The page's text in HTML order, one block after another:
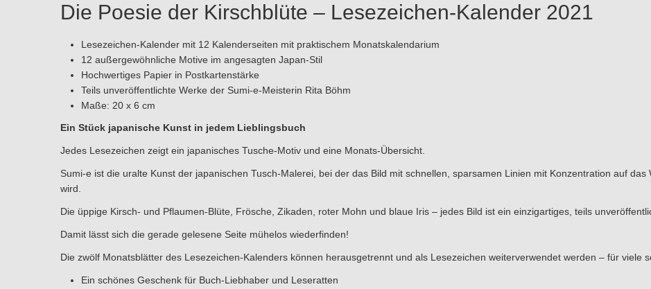
Die Poesie der Kirschblüte – Lesezeichen-Kalender 2021
Lesezeichen-Kalender mit 12 Kalenderseiten mit praktischem Monatskalendarium
12 außergewöhnliche Motive im angesagten Japan-Stil
Hochwertiges Papier in Postkartenstärke
Teils unveröffentlichte Werke der Sumi-e-Meisterin Rita Böhm
Maße: 20 x 6 cm
Ein Stück japanische Kunst in jedem Lieblingsbuch
Jedes Lesezeichen zeigt ein japanisches Tusche-Motiv und eine Monats-Übersicht.
Sumi-e ist die uralte Kunst der japanischen Tusch-Malerei, bei der das Bild mit schnellen, sparsamen Linien mit Konzentration auf
wird.
Die üppige Kirsch- und Pflaumen-Blüte, Frösche, Zikaden, roter Mohn und blaue Iris – jedes Bild ist ein einzigartiges, teils
Damit lässt sich die gerade gelesene Seite mühelos wiederfinden!
Die zwölf Monatsblätter des Lesezeichen-Kalenders können herausgetrennt und als Lesezeichen weiterverwendet werden – für viele
Ein schönes Geschenk für Buch-Liebhaber und Leseratten